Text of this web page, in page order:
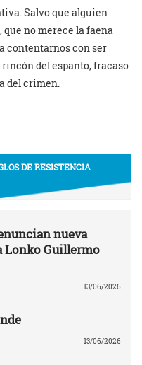
Salvo que alguien
no merece la faena
contentarnos con ser
del espanto, fracaso
del crimen.
DE RESISTENCIA
nueva
Lonko Guillermo
13/06/2026
13/06/2026